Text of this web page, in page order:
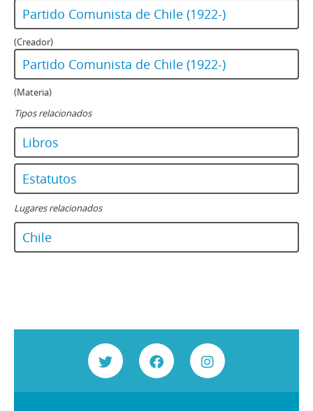
Partido Comunista de Chile (1922-)
(Creador)
Partido Comunista de Chile (1922-)
(Materia)
Tipos relacionados
Libros
Estatutos
Lugares relacionados
Chile